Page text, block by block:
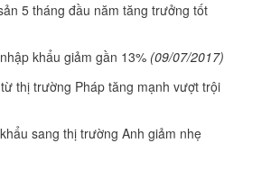
5 tháng đầu năm tăng trưởng tốt
khẩu giảm gần 13% (09/07/2017)
thị trường Pháp tăng mạnh vượt trội
sang thị trường Anh giảm nhẹ